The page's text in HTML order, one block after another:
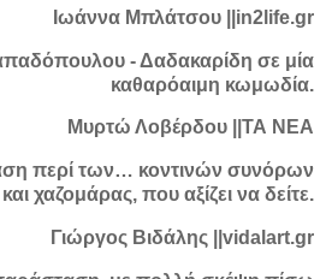
Ιωάννα Μπλάτσου ||in2life.gr
- Δαδακαρίδη σε μία
καθαρόαιμη κωμωδία.
Μυρτώ Λοβέρδου ||ΤΑ ΝΕΑ
περί των… κοντινών συνόρων
χαζομάρας, που αξίζει να δείτε.
Γιώργος Βιδάλης ||vidalart.gr